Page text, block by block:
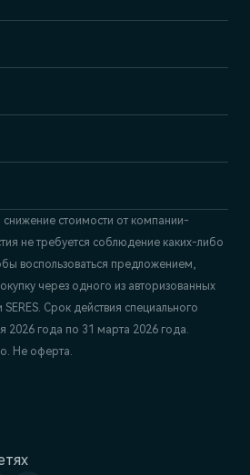
93к1
снижение стоимости от компании-
не требуется соблюдение каких-либо
воспользоваться предложением,
через одного из авторизованных
Срок действия специального
2026 года по 31 марта 2026 года.
Не оферта.